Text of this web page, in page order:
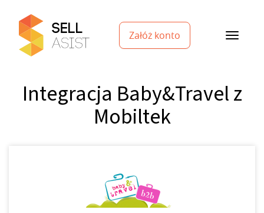
Załóż konto
Integracja Baby&Travel z
Mobiltek